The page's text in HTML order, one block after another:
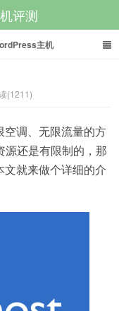
评测
主机
(1211)
空调、无限流量的方
还是有限制的，那
就来做个详细的介